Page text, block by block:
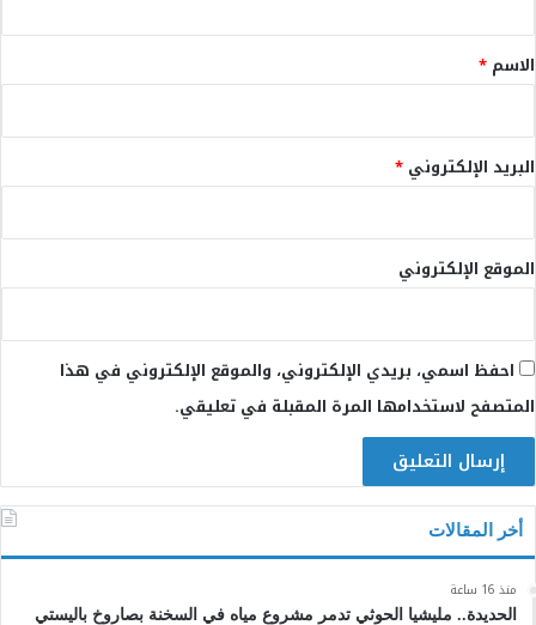
*
الاسم *
البريد الإلكتروني *
الموقع الإلكتروني
احفظ اسمي، بريدي الإلكتروني، والموقع الإلكتروني في هذا
المتصفح لاستخدامها المرة المقبلة في تعليقي.
أخر المقالات
منذ 16 ساعة
الحديدة.. مليشيا الحوثي تدمر مشروع مياه في السخنة بصاروخ باليستي